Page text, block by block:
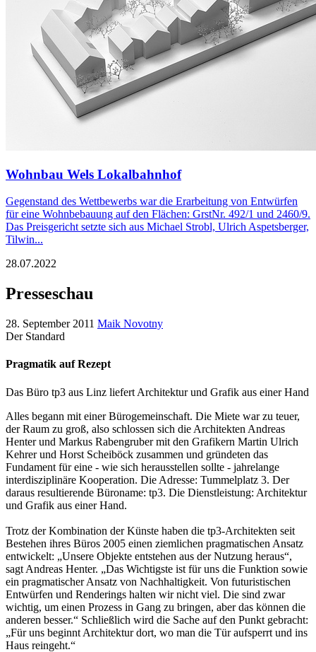
Wohnbau Wels Lokalbahnhof
Gegenstand des Wettbewerbs war die Erarbeitung von Entwürfen
für eine Wohnbebauung auf den Flächen: GrstNr. 492/1 und 2460/9.
Das Preisgericht setzte sich aus Michael Strobl, Ulrich Aspetsberger,
Tilwin...
28.07.2022
Presseschau
28. September 2011 Maik Novotny
Der Standard
Pragmatik auf Rezept
Das Büro tp3 aus Linz liefert Architektur und Grafik aus einer Hand
Alles begann mit einer Bürogemeinschaft. Die Miete war zu teuer,
der Raum zu groß, also schlossen sich die Architekten Andreas
Henter und Markus Rabengruber mit den Grafikern Martin Ulrich
Kehrer und Horst Scheiböck zusammen und gründeten das
Fundament für eine - wie sich herausstellen sollte - jahrelange
interdisziplinäre Kooperation. Die Adresse: Tummelplatz 3. Der
daraus resultierende Büroname: tp3. Die Dienstleistung: Architektur
und Grafik aus einer Hand.
Trotz der Kombination der Künste haben die tp3-Architekten seit
Bestehen ihres Büros 2005 einen ziemlichen pragmatischen Ansatz
entwickelt: „Unsere Objekte entstehen aus der Nutzung heraus“,
sagt Andreas Henter. „Das Wichtigste ist für uns die Funktion sowie
ein pragmatischer Ansatz von Nachhaltigkeit. Von futuristischen
Entwürfen und Renderings halten wir nicht viel. Die sind zwar
wichtig, um einen Prozess in Gang zu bringen, aber das können die
anderen besser.“ Schließlich wird die Sache auf den Punkt gebracht:
„Für uns beginnt Architektur dort, wo man die Tür aufsperrt und ins
Haus reingeht.“